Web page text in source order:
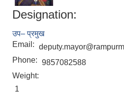
Designation:
उप– प्रमुख
Email:
Phone: 9857082588
Weight:
1